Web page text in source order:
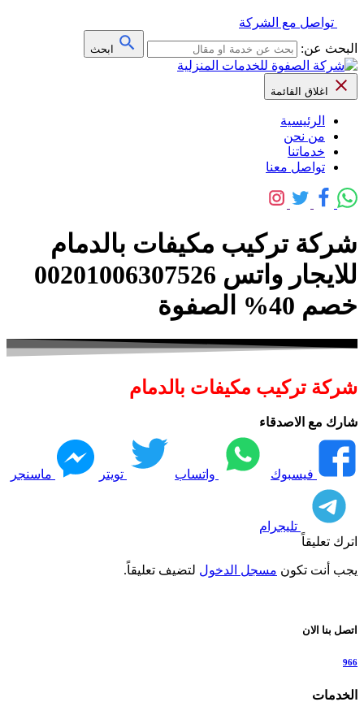
تواصل مع الشركة
البحث عن:
ابحث
اغلاق القائمة
الرئيسية
من نحن
خدماتنا
تواصل معنا
شركة تركيب مكيفات بالدمام
للايجار واتس 00201006307526
خصم 40% الصفوة
شركة تركيب مكيفات بالدمام
شارك مع الاصدقاء
فيسبوك واتساب تويتر ماسنجر
تليجرام
اترك تعليقاً
يجب أنت تكون مسجل الدخول لتضيف تعليقاً.
اتصل بنا الان
966
الخدمات